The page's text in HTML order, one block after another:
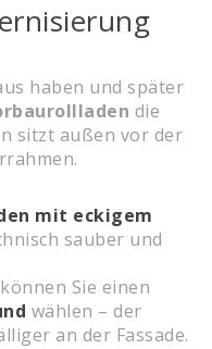
haben und später
die
sitzt außen vor der
mit eckigem
sauber und
Sie einen
wählen – der
an der Fassade.